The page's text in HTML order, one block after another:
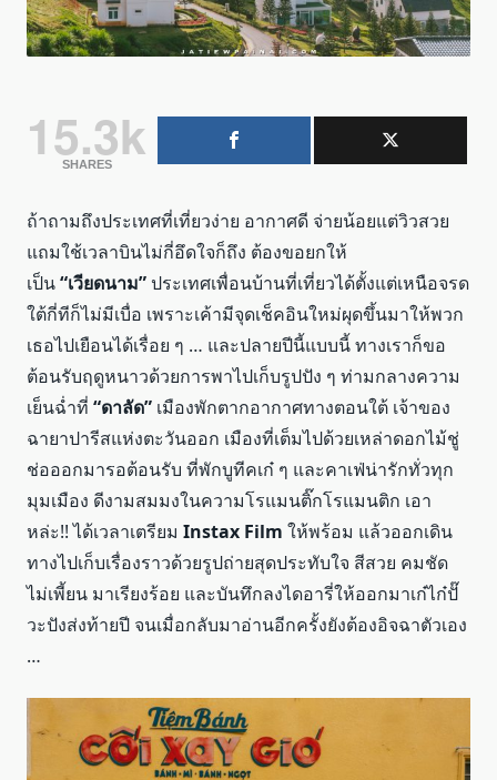
15.3k
SHARES
ถ้าถามถึงประเทศที่เที่ยวง่าย อากาศดี จ่ายน้อยแต่วิวสวย
แถมใช้เวลาบินไม่กี่อึดใจก็ถึง ต้องขอยกให้
เป็น“เวียดนาม”ประเทศเพื่อนบ้านที่เที่ยวได้ตั้งแต่เหนือจรด
ใต้กี่ทีก็ไม่มีเบื่อ เพราะเค้ามีจุดเช็คอินใหม่ผุดขึ้นมาให้พวก
เธอไปเยือนได้เรื่อย ๆ … และปลายปีนี้แบบนี้ ทางเราก็ขอ
ต้อนรับฤดูหนาวด้วยการพาไปเก็บรูปปัง ๆ ท่ามกลางความ
เย็นฉ่ำที่ “ดาลัด” เมืองพักตากอากาศทางตอนใต้ เจ้าของ
ฉายาปารีสแห่งตะวันออก เมืองที่เต็มไปด้วยเหล่าดอกไม้ชู่
ช่อออกมารอต้อนรับ ที่พักบูทีคเก๋ ๆ และคาเฟ่น่ารักทั่วทุก
มุมเมือง ดีงามสมมงในความโรแมนติ๊กโรแมนติก เอา
หล่ะ!! ได้เวลาเตรียม Instax Film ให้พร้อม แล้วออกเดิน
ทางไปเก็บเรื่องราวด้วยรูปถ่ายสุดประทับใจ สีสวย คมชัด
ไม่เพี้ยน มาเรียงร้อย และบันทึกลงไดอารี่ให้ออกมาเก๋ไก๋ปั๊
วะปังส่งท้ายปี จนเมื่อกลับมาอ่านอีกครั้งยังต้องอิจฉาตัวเอง
…